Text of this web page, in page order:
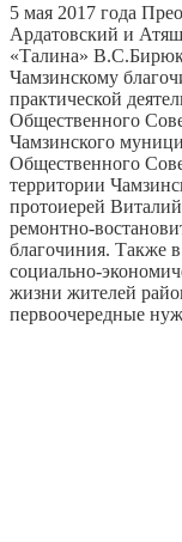
5 мая 2017 года
Ардатовский и
«Талина»
Чамзинскому
практической
Общественного
Чамзинского
Общественного
территории
протоиерей
ремонтно-
благочиния. Также в
социально-
жизни жителей
первоочередные